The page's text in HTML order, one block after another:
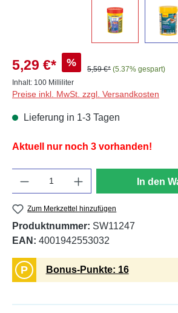
5,29 €* %
5,59 €* (5.37% gespart)
Inhalt: 100 Milliliter
Preise inkl. MwSt. zzgl. Versandkosten
Lieferung in 1-3 Tagen
Aktuell nur noch 3 vorhanden!
In den
Zum Merkzettel hinzufügen
Produktnummer: SW11247
EAN: 4001942553032
P Bonus-Punkte: 16